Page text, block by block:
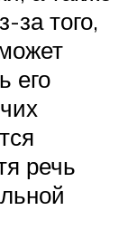
за того,
его
речь